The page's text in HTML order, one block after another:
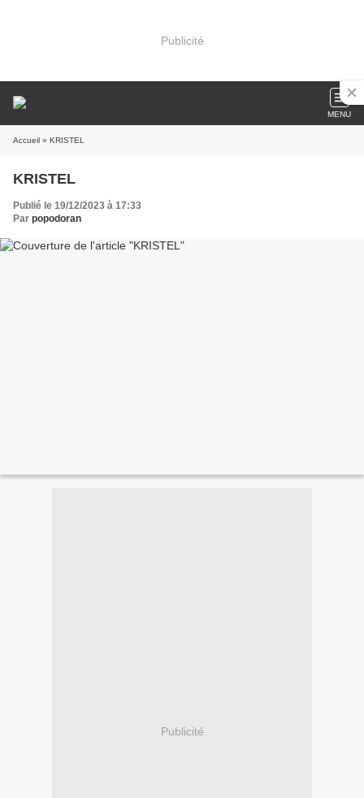
Publicité
MENU
Accueil » KRISTEL
KRISTEL
Publié le 19/12/2023 à 17:33
Par popodoran
Publicité